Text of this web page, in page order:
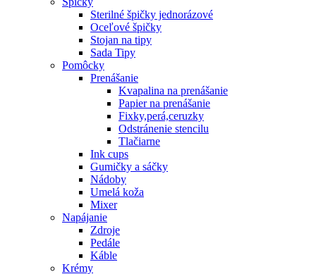
Sterilné špičky jednorázové
Oceľové špičky
Stojan na tipy
Sada Tipy
Pomôcky
Prenášanie
Kvapalina na prenášanie
Papier na prenášanie
Fixky,perá,ceruzky
Odstránenie stencilu
Tlačiarne
Ink cups
Gumičky a sáčky
Nádoby
Umelá koža
Mixer
Napájanie
Zdroje
Pedále
Káble
Krémy